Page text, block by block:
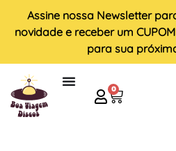
Assine nossa Newsletter
novidade e receber um
para sua
0